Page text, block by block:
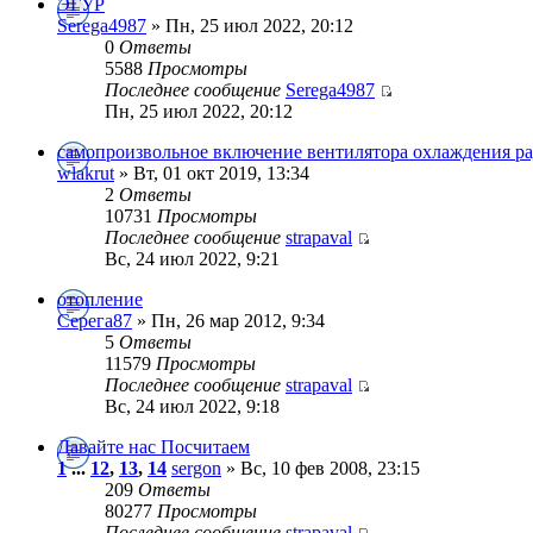
ЭГУР
Serega4987 » Пн, 25 июл 2022, 20:12
0 Ответы
5588 Просмотры
Последнее сообщение Serega4987
Пн, 25 июл 2022, 20:12
самопроизвольное включение вентилятора охлаждения
wlakrut » Вт, 01 окт 2019, 13:34
2 Ответы
10731 Просмотры
Последнее сообщение strapaval
Вс, 24 июл 2022, 9:21
отопление
Серега87 » Пн, 26 мар 2012, 9:34
5 Ответы
11579 Просмотры
Последнее сообщение strapaval
Вс, 24 июл 2022, 9:18
Давайте нас Посчитаем
1...12, 13, 14 sergon » Вс, 10 фев 2008, 23:15
209 Ответы
80277 Просмотры